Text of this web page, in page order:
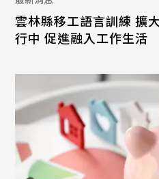
雲林縣移工語言訓練 擴
行中 促進融入工作生活